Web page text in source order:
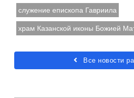
служение епископа Гавриила
храм Казанской иконы Божией
Все новости